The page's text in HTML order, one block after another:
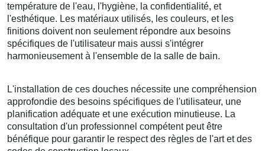
température de l'eau, l'hygiène, la confidentialité, et
l'esthétique. Les matériaux utilisés, les couleurs, et les
finitions doivent non seulement répondre aux besoins
spécifiques de l'utilisateur mais aussi s'intégrer
harmonieusement à l'ensemble de la salle de bain.
L'installation de ces douches nécessite une compréhension
approfondie des besoins spécifiques de l'utilisateur, une
planification adéquate et une exécution minutieuse. La
consultation d'un professionnel compétent peut être
bénéfique pour garantir le respect des règles de l'art et des